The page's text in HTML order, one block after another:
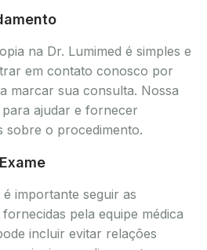
na Dr. Lumimed é simples e
em contato conosco por
marcar sua consulta. Nossa
ajudar e fornecer
sobre o procedimento.
importante seguir as
pela equipe médica
incluir evitar relações